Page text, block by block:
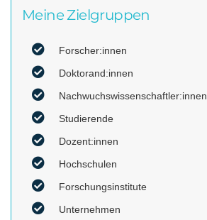
Meine Zielgruppen
Forscher:innen
Doktorand:innen
Nachwuchswissenschaftler:innen
Studierende
Dozent:innen
Hochschulen
Forschungsinstitute
‍Unternehmen